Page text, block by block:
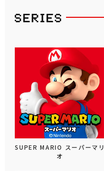
SUPER MARIO スーパーマリ
オ